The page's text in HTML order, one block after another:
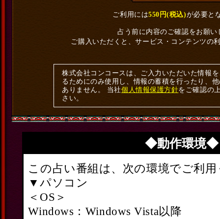
ご利用には550円(税込)が必要と
占う前に内容のご確認をお願い
ご購入いただくと、サービス・コンテンツの
株式会社コンコースは、ご入力いただいた情報
るためにのみ使用し、情報の蓄積を行ったり、
ありません。 当社個人情報保護方針をご確認の
さい。
◆動作環境◆
この占い番組は、次の環境でご利
▼パソコン
＜OS＞
Windows：Windows Vista以降